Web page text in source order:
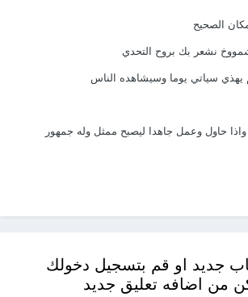
الصحيح
نشعر بك بروح التحدي
سياتي يوما وسيشاهده الناس
واذا حاول وعمل جاهدا ليصبح ممثل وله جمهور
جديد او قم بتسجيل دخولك
من اضافه تعليق جديد